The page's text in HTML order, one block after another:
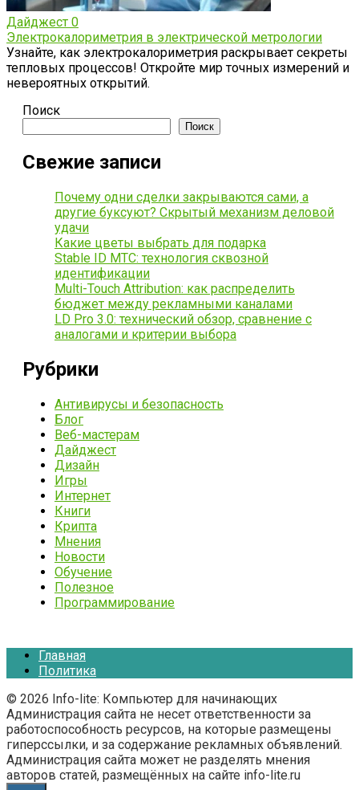
Дайджест 0
Электрокалориметрия в электрической метрологии
Узнайте, как электрокалориметрия раскрывает секреты
тепловых процессов! Откройте мир точных измерений и
невероятных открытий.
Поиск
Поиск
Свежие записи
Почему одни сделки закрываются сами, а
другие буксуют? Скрытый механизм деловой
удачи
Какие цветы выбрать для подарка
Stable ID МТС: технология сквозной
идентификации
Multi-Touch Attribution: как распределить
бюджет между рекламными каналами
LD Pro 3.0: технический обзор, сравнение с
аналогами и критерии выбора
Рубрики
Антивирусы и безопасность
Блог
Веб-мастерам
Дайджест
Дизайн
Игры
Интернет
Книги
Крипта
Мнения
Новости
Обучение
Полезное
Программирование
Главная
Политика
© 2026 Info-lite: Компьютер для начинающих
Администрация сайта не несет ответственности за
работоспособность ресурсов, на которые размещены
гиперссылки, и за содержание рекламных объявлений.
Администрация сайта может не разделять мнения
авторов статей, размещённых на сайте info-lite.ru